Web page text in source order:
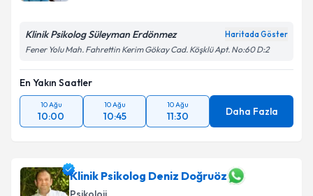
Klinik Psikolog Süleyman Erdönmez Haritada Göster
Fener Yolu Mah. Fahrettin Kerim Gökay Cad. Köşklü Apt. No:60 D:2
En Yakın Saatler
10 Ağu
10:00
10 Ağu
10:45
10 Ağu
11:30 Daha Fazla
Klinik Psikolog Deniz Doğruöz